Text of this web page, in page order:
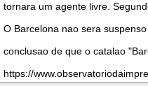
tornara um agente livre.
O Barcelona nao sera
conclusao de que o catalao
https://